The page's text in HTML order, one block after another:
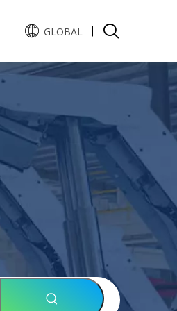
GLOBAL
Español